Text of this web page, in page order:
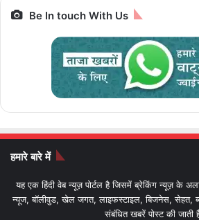
Be In touch With Us
हमारे बारे में
यह एक हिंदी वेब न्यूज़ पोर्टल है जिसमें ब्रेकिंग न्यूज़ के
न्यूज, बॉलीवुड, खेल जगत, लाइफस्टाइल, बिजनेस, सेहत,
संबंधित खबरें पोस्ट की जाती